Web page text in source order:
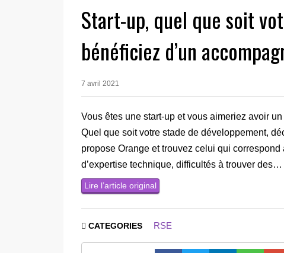
Start-up, quel que soit
bénéficiez d’un
7 avril 2021
Vous êtes une start-up et vous aimeriez avoir
Quel que soit votre stade de développement,
propose Orange et trouvez celui qui
d’expertise technique, difficultés à trouver des…
Lire l’article original
CATEGORIES RSE